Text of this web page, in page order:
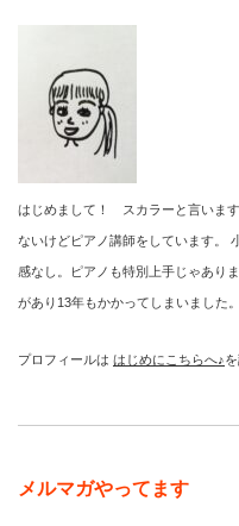
はじめまして！ スカラーと言いま
ないけどピアノ講師をしています。
感なし。ピアノも特別上手じゃあり
があり13年もかかってしまいました。
プロフィールは はじめにこちらへ♪
メルマガやってます